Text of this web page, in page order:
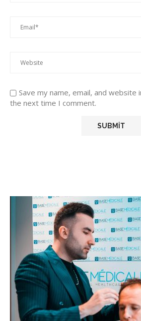
Save my name, email, and
the next time I comment.